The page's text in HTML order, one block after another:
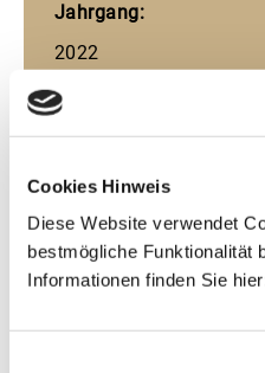
Cookies Hinweis
Diese Website verwendet
bestmögliche Funktionalität
Informationen finden Sie
Jahrgang:
2022
Rebsorte:
Merlot
Ausbau:
Stahltank
Passt zu: